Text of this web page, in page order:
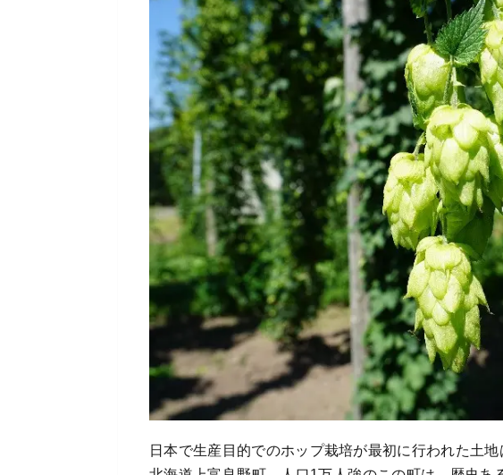
日本で生産目的でのホップ栽培が最初に行われた土